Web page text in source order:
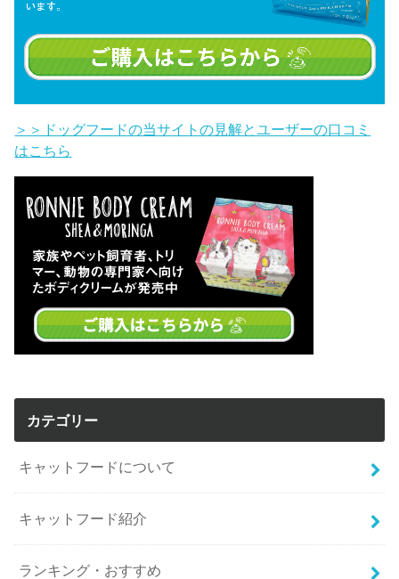
＞＞ドッグフードの当サイトの見解とユーザーの口コミ
はこちら
カテゴリー
キャットフードについて
キャットフード紹介
ランキング・おすすめ